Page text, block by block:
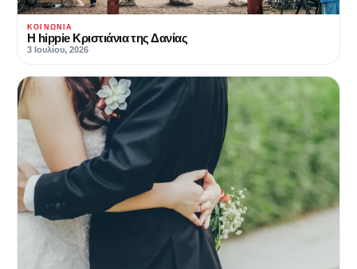
ΚΟΙΝΩΝΊΑ
Η hippie Κριστιάνια της Δανίας
3 Ιουλίου, 2026